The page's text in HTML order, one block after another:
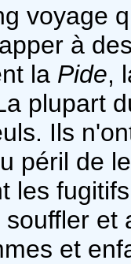
voyage
à
la Pide,
plupart
Ils
péril de
les
et